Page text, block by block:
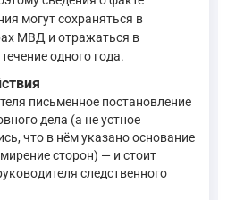
от уголовной ответственности
преступление небольшой или
Федерации, ст. 76
реализации этой нормы
с согласия руководителя
кодекс Российской
могут сохраняться в
МВД и отражаться в
одного года.
письменное постановление
дела (а не устное
что в нём указано основание
сторон) — и стоит
следственного